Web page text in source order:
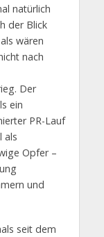
natürlich
der Blick
wären
nach
Der
ein
PR-Lauf
als
Opfer –
und
seit dem